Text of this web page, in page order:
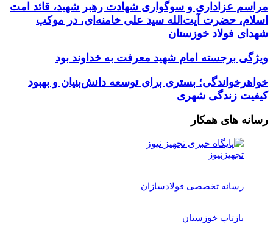
مراسم عزاداری و سوگواری شهادت رهبر شهید، قائد امت
اسلام، حضرت آیت‌الله سید علی خامنه‌ای، در موکب
شهدای فولاد خوزستان
ویژگی برجسته امام شهید معرفت به خداوند بود
خواهرخواندگی؛ بستری برای توسعه دانش‌بنیان و بهبود
کیفیت زندگی شهری
رسانه های همکار
تجهیزنیوز
رسانه تخصصی فولادسازان
بازتاب خوزستان